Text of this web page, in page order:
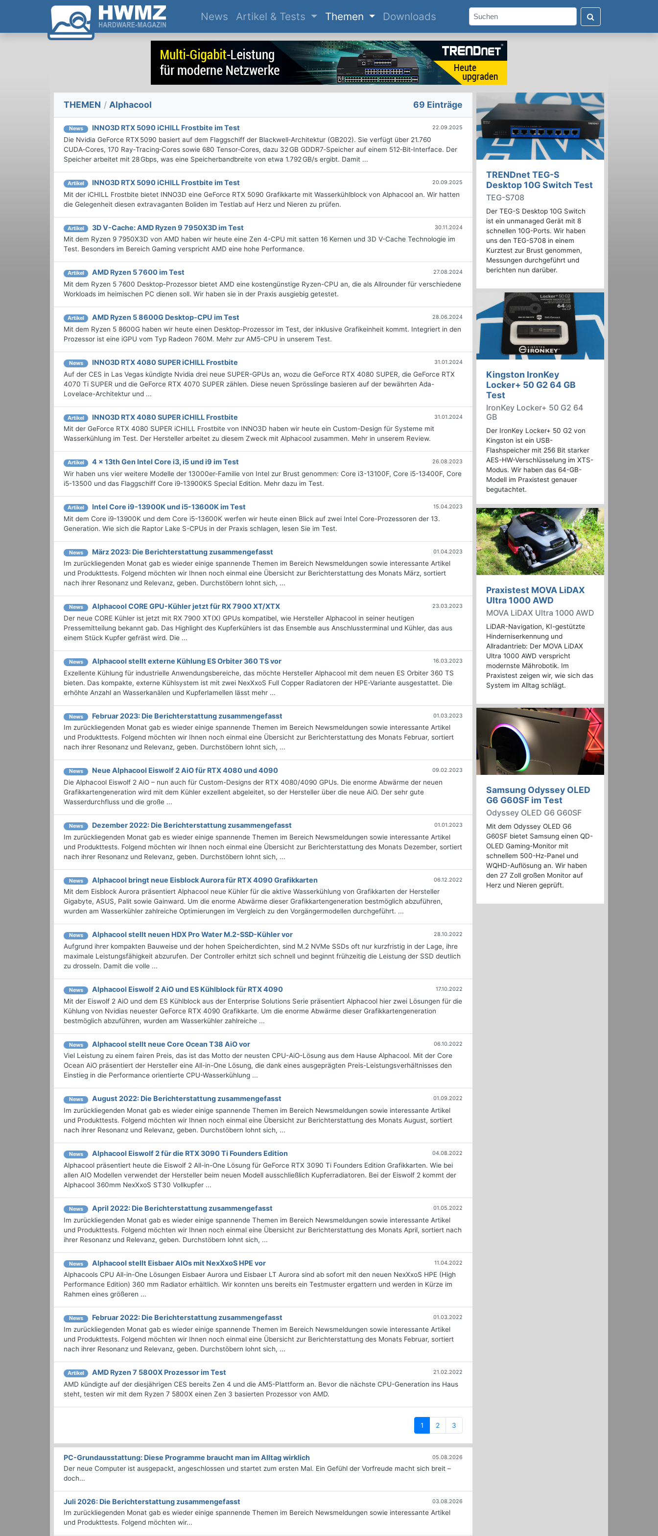
News(current)
Artikel & Tests Themen Downloads
THEMEN / Alphacool 69 Einträge
News INNO3D RTX 5090 iCHILL Frostbite im Test 22.09.2025
Die Nvidia GeForce RTX 5090 basiert auf dem Flaggschiff der Blackwell‑Architektur (GB202). Sie verfügt über 21.760
CUDA‑Cores, 170 Ray‑Tracing‑Cores sowie 680 Tensor‑Cores, dazu 32 GB GDDR7‑Speicher auf einem 512‑Bit‑Interface. Der
Speicher arbeitet mit 28 Gbps, was eine Speicherbandbreite von etwa 1.792 GB/s ergibt. Damit ...
Artikel INNO3D RTX 5090 iCHILL Frostbite im Test 20.09.2025
Mit der iCHILL Frostbite bietet INNO3D eine GeForce RTX 5090 Grafikkarte mit Wasserkühlblock von Alphacool an. Wir hatten
die Gelegenheit diesen extravaganten Boliden im Testlab auf Herz und Nieren zu prüfen.
Artikel 3D V-Cache: AMD Ryzen 9 7950X3D im Test 30.11.2024
Mit dem Ryzen 9 7950X3D von AMD haben wir heute eine Zen 4-CPU mit satten 16 Kernen und 3D V-Cache Technologie im
Test. Besonders im Bereich Gaming verspricht AMD eine hohe Performance.
Artikel AMD Ryzen 5 7600 im Test 27.08.2024
Mit dem Ryzen 5 7600 Desktop-Prozessor bietet AMD eine kostengünstige Ryzen-CPU an, die als Allrounder für verschiedene
Workloads im heimischen PC dienen soll. Wir haben sie in der Praxis ausgiebig getestet.
Artikel AMD Ryzen 5 8600G Desktop-CPU im Test 28.06.2024
Mit dem Ryzen 5 8600G haben wir heute einen Desktop-Prozessor im Test, der inklusive Grafikeinheit kommt. Integriert in den
Prozessor ist eine iGPU vom Typ Radeon 760M. Mehr zur AM5-CPU in unserem Test.
News INNO3D RTX 4080 SUPER iCHILL Frostbite 31.01.2024
Auf der CES in Las Vegas kündigte Nvidia drei neue SUPER-GPUs an, wozu die GeForce RTX 4080 SUPER, die GeForce RTX
4070 Ti SUPER und die GeForce RTX 4070 SUPER zählen. Diese neuen Sprösslinge basieren auf der bewährten Ada-
Lovelace-Architektur und ...
Artikel INNO3D RTX 4080 SUPER iCHILL Frostbite 31.01.2024
Mit der GeForce RTX 4080 SUPER iCHILL Frostbite von INNO3D haben wir heute ein Custom-Design für Systeme mit
Wasserkühlung im Test. Der Hersteller arbeitet zu diesem Zweck mit Alphacool zusammen. Mehr in unserem Review.
Artikel 4 x 13th Gen Intel Core i3, i5 und i9 im Test 26.08.2023
Wir haben uns vier weitere Modelle der 13000er-Familie von Intel zur Brust genommen: Core i3-13100F, Core i5-13400F, Core
i5-13500 und das Flaggschiff Core i9-13900KS Special Edition. Mehr dazu im Test.
Artikel Intel Core i9-13900K und i5-13600K im Test 15.04.2023
Mit dem Core i9-13900K und dem Core i5-13600K werfen wir heute einen Blick auf zwei Intel Core-Prozessoren der 13.
Generation. Wie sich die Raptor Lake S-CPUs in der Praxis schlagen, lesen Sie im Test.
News März 2023: Die Bericht­erstattung zusammengefasst 01.04.2023
Im zurückliegenden Monat gab es wieder einige spannende Themen im Bereich Newsmeldungen sowie interessante Artikel
und Produkttests. Folgend möchten wir Ihnen noch einmal eine Übersicht zur Berichterstattung des Monats März, sortiert
nach ihrer Resonanz und Relevanz, geben. Durchstöbern lohnt sich, ...
News Alphacool CORE GPU-Kühler jetzt für RX 7900 XT/XTX 23.03.2023
Der neue CORE Kühler ist jetzt mit RX 7900 XT(X) GPUs kompatibel, wie Hersteller Alphacool in seiner heutigen
Pressemitteilung bekannt gab. Das Highlight des Kupferkühlers ist das Ensemble aus Anschlussterminal und Kühler, das aus
einem Stück Kupfer gefräst wird. Die ...
News Alphacool stellt externe Kühlung ES Orbiter 360 TS vor 16.03.2023
Exzellente Kühlung für industrielle Anwendungsbereiche, das möchte Hersteller Alphacool mit dem neuen ES Orbiter 360 TS
bieten. Das kompakte, externe Kühlsystem ist mit zwei NexXxoS Full Copper Radiatoren der HPE-Variante ausgestattet. Die
erhöhte Anzahl an Wasserkanälen und Kupferlamellen lässt mehr ...
News Februar 2023: Die Bericht­erstattung zusammengefasst 01.03.2023
Im zurückliegenden Monat gab es wieder einige spannende Themen im Bereich Newsmeldungen sowie interessante Artikel
und Produkttests. Folgend möchten wir Ihnen noch einmal eine Übersicht zur Berichterstattung des Monats Februar, sortiert
nach ihrer Resonanz und Relevanz, geben. Durchstöbern lohnt sich, ...
News Neue Alphacool Eiswolf 2 AiO für RTX 4080 und 4090 09.02.2023
Die Alphacool Eiswolf 2 AiO – nun auch für Custom-Designs der RTX 4080/4090 GPUs. Die enorme Abwärme der neuen
Grafikkartengeneration wird mit dem Kühler exzellent abgeleitet, so der Hersteller über die neue AiO. Der sehr gute
Wasserdurchfluss und die große ...
News Dezember 2022: Die Bericht­erstattung zusammengefasst 01.01.2023
Im zurückliegenden Monat gab es wieder einige spannende Themen im Bereich Newsmeldungen sowie interessante Artikel
und Produkttests. Folgend möchten wir Ihnen noch einmal eine Übersicht zur Berichterstattung des Monats Dezember, sortiert
nach ihrer Resonanz und Relevanz, geben. Durchstöbern lohnt sich, ...
News Alphacool bringt neue Eisblock Aurora für RTX 4090 Grafikkarten 06.12.2022
Mit dem Eisblock Aurora präsentiert Alphacool neue Kühler für die aktive Wasserkühlung von Grafikkarten der Hersteller
Gigabyte, ASUS, Palit sowie Gainward. Um die enorme Abwärme dieser Grafikkartengeneration bestmöglich abzuführen,
wurden am Wasserkühler zahlreiche Optimierungen im Vergleich zu den Vorgängermodellen durchgeführt. ...
News Alphacool stellt neuen HDX Pro Water M.2-SSD-Kühler vor 28.10.2022
Aufgrund ihrer kompakten Bauweise und der hohen Speicherdichten, sind M.2 NVMe SSDs oft nur kurzfristig in der Lage, ihre
maximale Leistungsfähigkeit abzurufen. Der Controller erhitzt sich schnell und beginnt frühzeitig die Leistung der SSD deutlich
zu drosseln. Damit die volle ...
News Alphacool Eiswolf 2 AiO und ES Kühlblock für RTX 4090 17.10.2022
Mit der Eiswolf 2 AiO und dem ES Kühlblock aus der Enterprise Solutions Serie präsentiert Alphacool hier zwei Lösungen für die
Kühlung von Nvidias neuester GeForce RTX 4090 Grafikkarte. Um die enorme Abwärme dieser Grafikkartengeneration
bestmöglich abzuführen, wurden am Wasserkühler zahlreiche ...
News Alphacool stellt neue Core Ocean T38 AiO vor 06.10.2022
Viel Leistung zu einem fairen Preis, das ist das Motto der neusten CPU-AiO-Lösung aus dem Hause Alphacool. Mit der Core
Ocean AiO präsentiert der Hersteller eine All-in-One Lösung, die dank eines ausgeprägten Preis-Leistungsverhältnisses den
Einstieg in die Performance orientierte CPU-Wasserkühlung ...
News August 2022: Die Bericht­erstattung zusammengefasst 01.09.2022
Im zurückliegenden Monat gab es wieder einige spannende Themen im Bereich Newsmeldungen sowie interessante Artikel
und Produkttests. Folgend möchten wir Ihnen noch einmal eine Übersicht zur Berichterstattung des Monats August, sortiert
nach ihrer Resonanz und Relevanz, geben. Durchstöbern lohnt sich, ...
News Alphacool Eiswolf 2 für die RTX 3090 Ti Founders Edition 04.08.2022
Alphacool präsentiert heute die Eiswolf 2 All-in-One Lösung für GeForce RTX 3090 Ti Founders Edition Grafikkarten. Wie bei
allen AIO Modellen verwendet der Hersteller beim neuen Modell ausschließlich Kupferradiatoren. Bei der Eiswolf 2 kommt der
Alphacool 360mm NexXxoS ST30 Vollkupfer ...
News April 2022: Die Bericht­erstattung zusammengefasst 01.05.2022
Im zurückliegenden Monat gab es wieder einige spannende Themen im Bereich Newsmeldungen sowie interessante Artikel
und Produkttests. Folgend möchten wir Ihnen noch einmal eine Übersicht zur Berichterstattung des Monats April, sortiert nach
ihrer Resonanz und Relevanz, geben. Durchstöbern lohnt sich, ...
News Alphacool stellt Eisbaer AIOs mit NexXxoS HPE vor 11.04.2022
Alphacools CPU All-in-One Lösungen Eisbaer Aurora und Eisbaer LT Aurora sind ab sofort mit den neuen NexXxoS HPE (High
Performance Edition) 360 mm Radiator erhältlich. Wir konnten uns bereits ein Testmuster ergattern und werden in Kürze im
Rahmen eines größeren ...
News Februar 2022: Die Bericht­erstattung zusammengefasst 01.03.2022
Im zurückliegenden Monat gab es wieder einige spannende Themen im Bereich Newsmeldungen sowie interessante Artikel
und Produkttests. Folgend möchten wir Ihnen noch einmal eine Übersicht zur Berichterstattung des Monats Februar, sortiert
nach ihrer Resonanz und Relevanz, geben. Durchstöbern lohnt sich, ...
Artikel AMD Ryzen 7 5800X Prozessor im Test 21.02.2022
AMD kündigte auf der diesjährigen CES bereits Zen 4 und die AM5-Plattform an. Bevor die nächste CPU-Generation ins Haus
steht, testen wir mit dem Ryzen 7 5800X einen Zen 3 basierten Prozessor von AMD.
1 (current)
2 3
PC-Grundausstattung: Diese Programme braucht man im Alltag wirklich 05.08.2026
Der neue Computer ist ausgepackt, angeschlossen und startet zum ersten Mal. Ein Gefühl der Vorfreude macht sich breit –
doch...
Juli 2026: Die Bericht­erstattung zusammengefasst 03.08.2026
Im zurückliegenden Monat gab es wieder einige spannende Themen im Bereich Newsmeldungen sowie interessante Artikel
und Produkttests. Folgend möchten wir...
TRENDnet TEG-S
Desktop 10G Switch Test
TEG-S708
Der TEG-S Desktop 10G Switch
ist ein unmanaged Gerät mit 8
schnellen 10G-Ports. Wir haben
uns den TEG-S708 in einem
Kurztest zur Brust genommen,
Messungen durchgeführt und
berichten nun darüber.
Kingston IronKey
Locker+ 50 G2 64 GB
Test
IronKey Locker+ 50 G2 64
GB
Der IronKey Locker+ 50 G2 von
Kingston ist ein USB-
Flashspeicher mit 256 Bit starker
AES-HW-Verschlüsselung im XTS-
Modus. Wir haben das 64-GB-
Modell im Praxistest genauer
begutachtet.
Praxistest MOVA LiDAX
Ultra 1000 AWD
MOVA LiDAX Ultra 1000 AWD
LiDAR-Navigation, KI-gestützte
Hinderniserkennung und
Allradantrieb: Der MOVA LiDAX
Ultra 1000 AWD verspricht
modernste Mährobotik. Im
Praxistest zeigen wir, wie sich das
System im Alltag schlägt.
Samsung Odyssey OLED
G6 G60SF im Test
Odyssey OLED G6 G60SF
Mit dem Odyssey OLED G6
G60SF bietet Samsung einen QD-
OLED Gaming-Monitor mit
schnellem 500-Hz-Panel und
WQHD-Auflösung an. Wir haben
den 27 Zoll großen Monitor auf
Herz und Nieren geprüft.